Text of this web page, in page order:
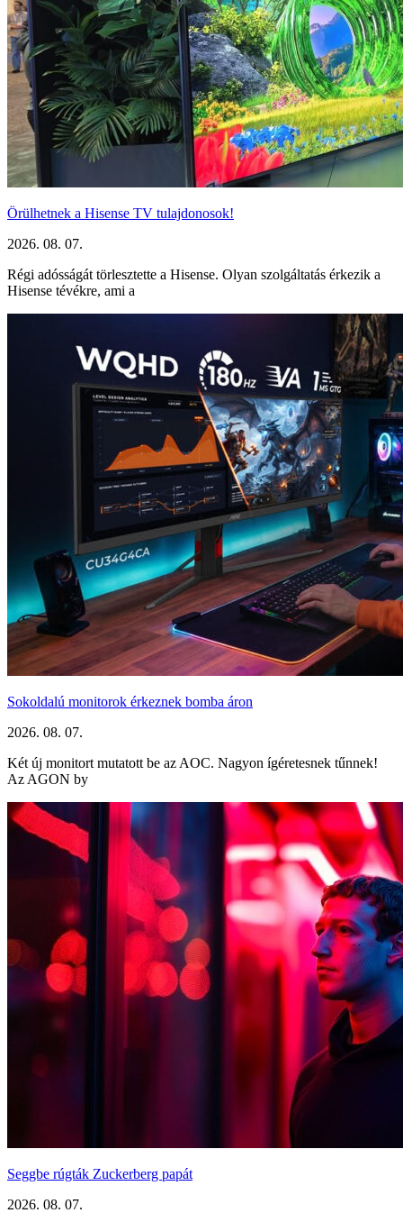
Örülhetnek a Hisense TV tulajdonosok!
2026. 08. 07.
Régi adósságát törlesztette a Hisense. Olyan szolgáltatás érkezik a
Hisense tévékre, ami a
Sokoldalú monitorok érkeznek bomba áron
2026. 08. 07.
Két új monitort mutatott be az AOC. Nagyon ígéretesnek tűnnek!
Az AGON by
Seggbe rúgták Zuckerberg papát
2026. 08. 07.